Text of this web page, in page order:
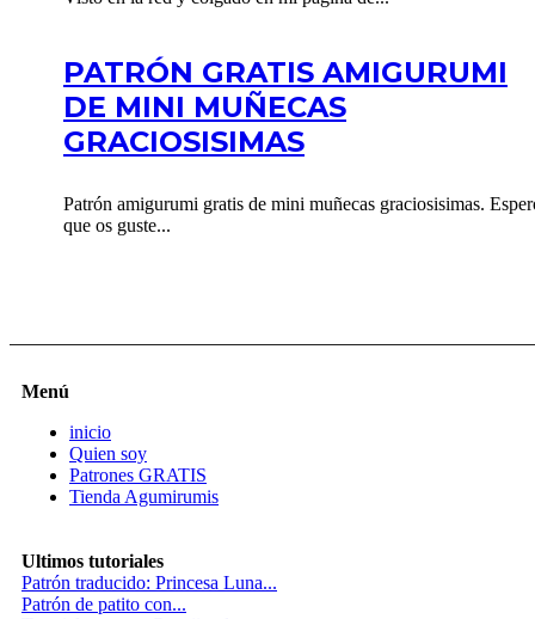
PATRÓN GRATIS AMIGURUMI
DE MINI MUÑECAS
GRACIOSISIMAS
Patrón amigurumi gratis de mini muñecas graciosisimas.
que os guste...
Menú
inicio
Quien soy
Patrones GRATIS
Tienda Agumirumis
Ultimos tutoriales
Patrón traducido: Princesa Luna...
Patrón de patito con...